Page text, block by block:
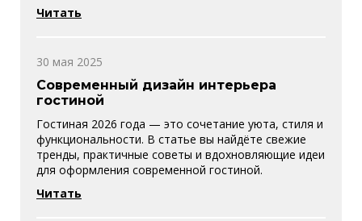
Читать
30 мая 2025
Современный дизайн интерьера
гостиной
Гостиная 2026 года — это сочетание уюта, стиля и
функциональности. В статье вы найдёте свежие
тренды, практичные советы и вдохновляющие идеи
для оформления современной гостиной.
Читать